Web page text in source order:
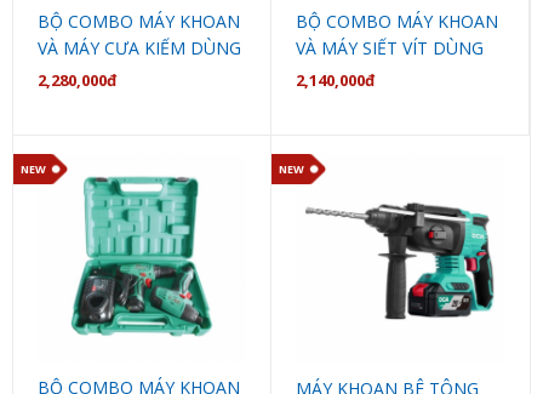
BỘ COMBO MÁY KHOAN
VÀ MÁY CƯA KIẾM DÙNG
PIN ADKIT02EK DCA
2,280,000đ
BỘ COMBO MÁY KHOAN
VÀ MÁY SIẾT VÍT DÙNG
PIN ADKIT01E DCA
2,140,000đ
BỘ COMBO MÁY KHOAN
NEW
MÁY KHOAN BÊ TÔNG
NEW